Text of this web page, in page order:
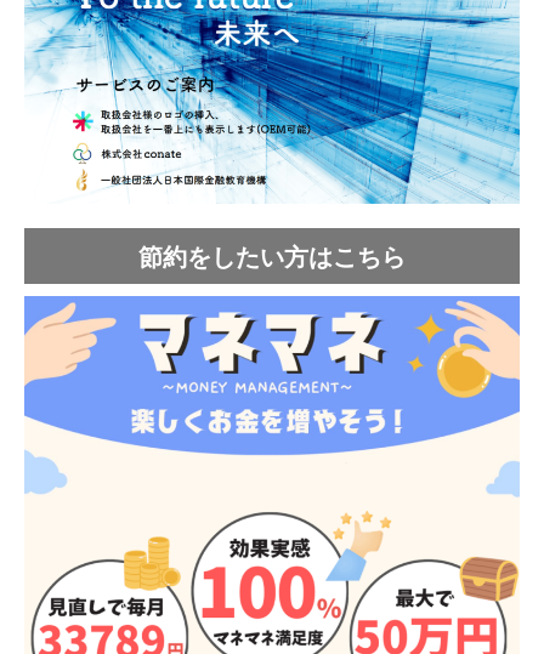
節約をしたい方はこちら